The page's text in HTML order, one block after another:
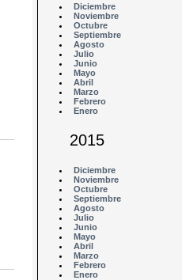
Diciembre
Noviembre
Octubre
Septiembre
Agosto
Julio
Junio
Mayo
Abril
Marzo
Febrero
Enero
2015
Diciembre
Noviembre
Octubre
Septiembre
Agosto
Julio
Junio
Mayo
Abril
Marzo
Febrero
Enero